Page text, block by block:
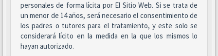
personales de forma lícita por El Sitio Web. Si se trata de
un menor de 14 años, será necesario el consentimiento de
los padres o tutores para el tratamiento, y este solo se
considerará lícito en la medida en la que los mismos lo
hayan autorizado.